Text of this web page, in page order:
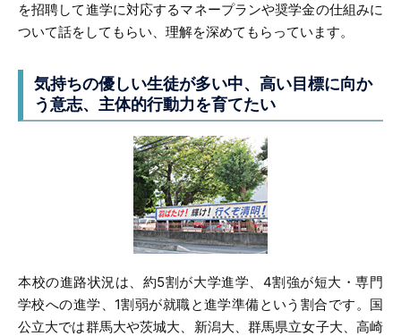
を招聘して進学に対応するマネープランや奨学金の仕組みに
ついて話をしてもらい、理解を深めてもらっています。
気持ちの優しい生徒が多い中、 高い目標に向か
う意志、主体的行動力を育てたい
本校の進路状況は、約5割が大学進学、4割強が短大・専門
学校への進学、1割弱が就職と進学準備という割合です。国
公立大では群馬大や茨城大、新潟大、群馬県立女子大、高崎